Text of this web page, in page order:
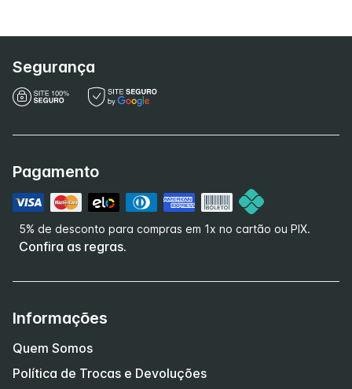
Segurança
Pagamento
5% de desconto para compras em 1x no cartão ou PIX.
Confira as regras.
Informações
Quem Somos
Política de Trocas e Devoluções